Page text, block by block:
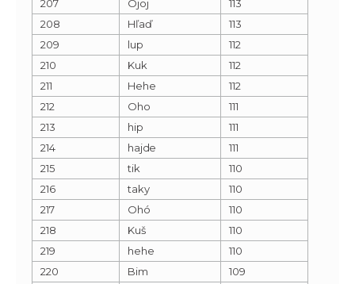
207
Ojoj
113
208
Hľaď
113
209
lup
112
210
Kuk
112
211
Hehe
112
212
Oho
111
213
hip
111
214
hajde
111
215
tik
110
216
taky
110
217
Ohó
110
218
Kuš
110
219
hehe
110
220
Bim
109